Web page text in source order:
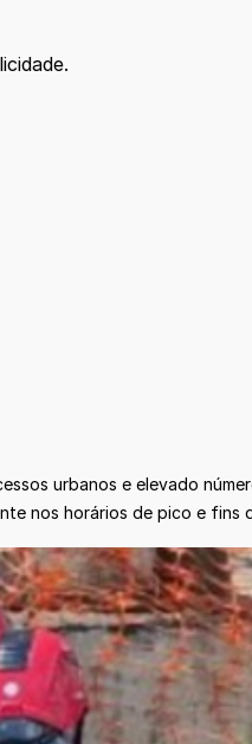
urbanos e elevado
nos horários de pico e fins